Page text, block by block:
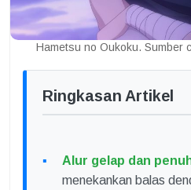
Hametsu no Oukoku. Sumber
Ringkasan Artikel
Alur gelap dan
menekankan balas